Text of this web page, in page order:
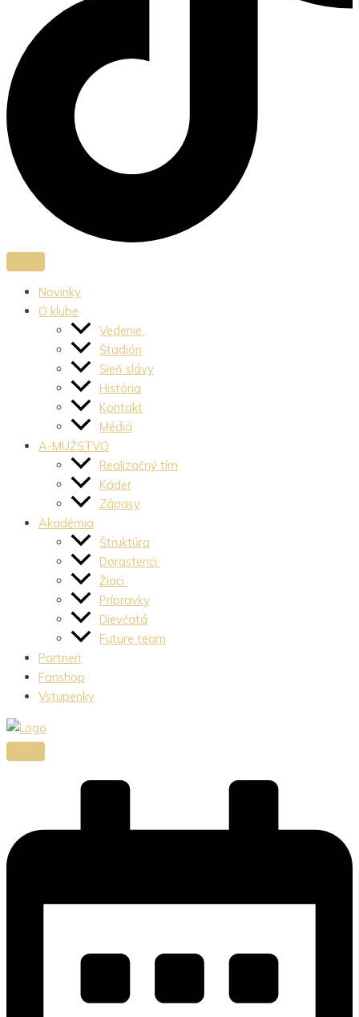
Novinky
O klube
Vedenie
Štadión
Sieň slávy
História
Kontakt
Médiá
A-MUŽSTVO
Realizačný tím
Káder
Zápasy
Akadémia
Štruktúra
Dorastenci
Žiaci
Prípravky
Dievčatá
Future team
Partneri
Fanshop
Vstupenky